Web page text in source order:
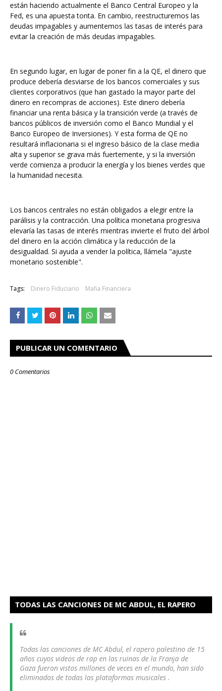
están haciendo actualmente el Banco Central Europeo y la
Fed, es una apuesta tonta. En cambio, reestructuremos las
deudas impagables y aumentemos las tasas de interés para
evitar la creación de más deudas impagables.
En segundo lugar, en lugar de poner fin a la QE, el dinero que
produce debería desviarse de los bancos comerciales y sus
clientes corporativos (que han gastado la mayor parte del
dinero en recompras de acciones). Este dinero debería
financiar una renta básica y la transición verde (a través de
bancos públicos de inversión como el Banco Mundial y el
Banco Europeo de Inversiones). Y esta forma de QE no
resultará inflacionaria si el ingreso básico de la clase media
alta y superior se grava más fuertemente, y si la inversión
verde comienza a producir la energía y los bienes verdes que
la humanidad necesita.
Los bancos centrales no están obligados a elegir entre la
parálisis y la contracción. Una política monetaria progresiva
elevaría las tasas de interés mientras invierte el fruto del árbol
del dinero en la acción climática y la reducción de la
desigualdad. Si ayuda a vender la política, llámela "ajuste
monetario sostenible".
Tags: Dinero Fiduciario Mafia Financiera
PUBLICAR UN COMENTARIO
0 Comentarios
TODAS LAS CANCIONES DE MC ABDUL, EL RAPERO
Todas las canciones de MC Abdul, el rapero palestino de 15
años cuyos videos de rap en las ruinas de la Franja de
Gaza fueron vistos millones de veces en el mundo, han sido
eliminados de todas las plataformas musicales .